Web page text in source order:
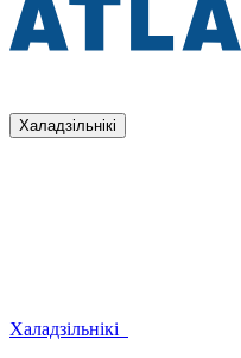
Халадзільнікі
Халадзільнікі